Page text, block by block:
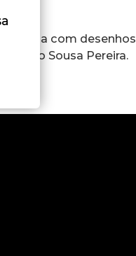
ainda com desenhos
Pedro Sousa Pereira.